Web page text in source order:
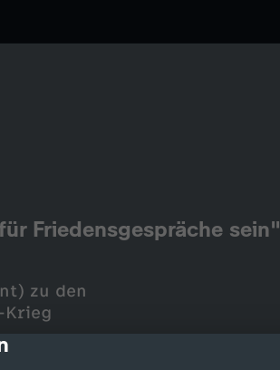
Friedensgespräche sein"
zu den
Krieg